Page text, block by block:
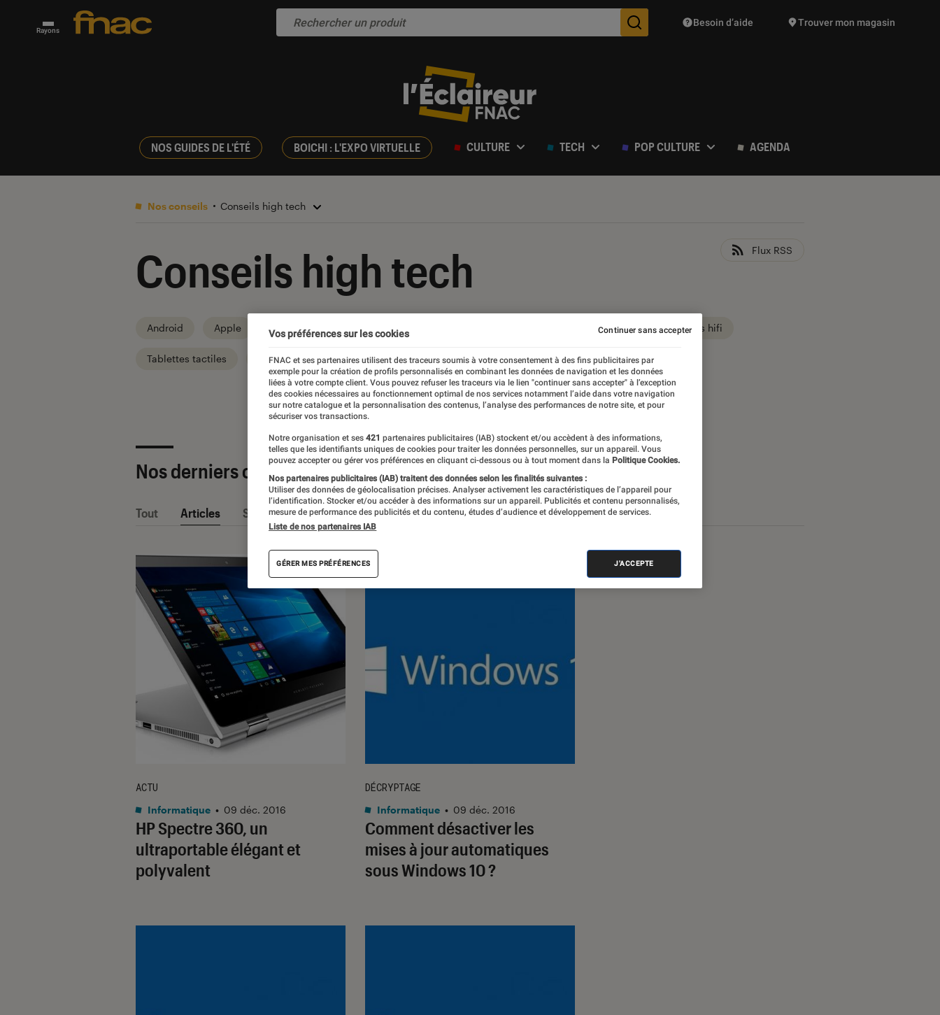
Rayons Des suggestions de produits vont vous être proposées
Besoin d’aide Trouver mon magasin
NOS GUIDES DE L'ÉTÉ BOICHI : L'EXPO VIRTUELLE CULTURE TECH POP CULTURE AGENDA
Nos conseils Conseils high tech
Conseils high tech Flux RSS
Android Apple Informatique Objets connectés Smartphone Son casques hifi
Tablettes tactiles Univers TV Windows
Nos derniers contenus
Tout Articles Sélections et guides Tests Podcasts
HP Spectre 360, un
ultraportable élégant et
polyvalent
ACTU
Informatique • 09 déc. 2016
Comment désactiver les
mises à jour automatiques
sous Windows 10 ?
DÉCRYPTAGE
Informatique • 09 déc. 2016
Vos préférences sur les cookies
FNAC et ses partenaires utilisent des traceurs soumis à votre consentement à des fins publicitaires par
exemple pour la création de profils personnalisés en combinant les données de navigation et les données
liées à votre compte client. Vous pouvez refuser les traceurs via le lien "continuer sans accepter" à l’exception
des cookies nécessaires au fonctionnement optimal de nos services notamment l’aide dans votre navigation
sur notre catalogue et la personnalisation des contenus, l’analyse des performances de notre site, et pour
sécuriser vos transactions.
Notre organisation et ses 421 partenaires publicitaires (IAB) stockent et/ou accèdent à des informations,
telles que les identifiants uniques de cookies pour traiter les données personnelles, sur un appareil. Vous
pouvez accepter ou gérer vos préférences en cliquant ci-dessous ou à tout moment dans la Politique Cookies.
Nos partenaires publicitaires (IAB) traitent des données selon les finalités suivantes :
Utiliser des données de géolocalisation précises. Analyser activement les caractéristiques de l’appareil pour
l’identification. Stocker et/ou accéder à des informations sur un appareil. Publicités et contenu personnalisés,
mesure de performance des publicités et du contenu, études d’audience et développement de services.
Liste de nos partenaires IAB
GÉRER MES PRÉFÉRENCES J'ACCEPTE
Continuer sans accepter